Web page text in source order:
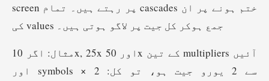
screen پر رہتے ہیں۔ تمام cascades ختم ہونے پر ان
کی values جمع ہوکر کل جیت پر لاگو ہوتی ہیں۔
مثال: اگر 10x, 25x اور 50x کے تین multipliers آئیں
اور symbols سے 2 یورو جیت ہو، تو کل: 2 ×